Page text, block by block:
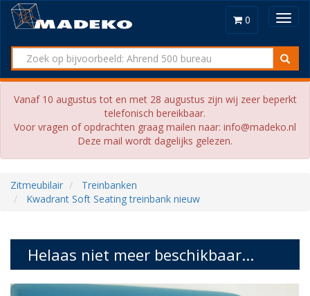
0
Vanaf 10 augustus tot en met 28 augustus zijn wij zeer beperkt
telefonisch bereikbaar.
Voor vragen of opdrachten graag mailen naar: info@madeko.nl
Deze mail wordt dagelijks gelezen.
Zitmeubilair
Treinbanken
Kwadrant Soft Seating treinbank nieuw
Helaas niet meer beschikbaar...